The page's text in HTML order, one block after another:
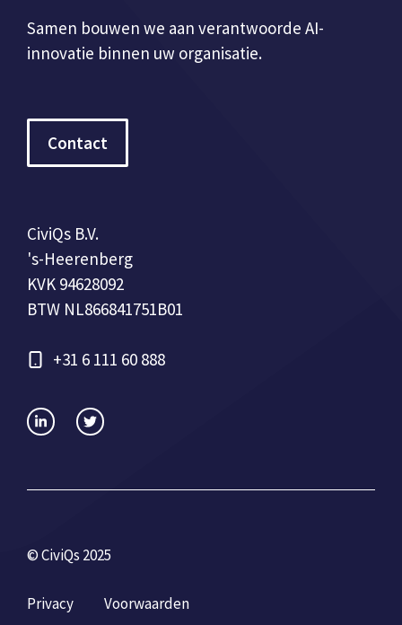
Samen bouwen we aan verantwoorde AI-
innovatie binnen uw organisatie.
Contact
CiviQs B.V.
's-Heerenberg
KVK 94628092
BTW NL866841751B01
+31 6 111 60 888
© CiviQs 2025
Privacy Voorwaarden